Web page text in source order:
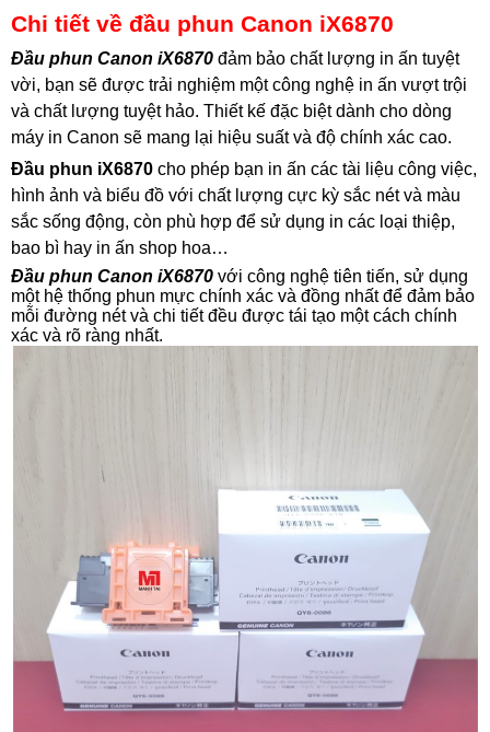
Chi tiết về đầu phun Canon iX6870
Đầu phun Canon iX6870 đảm bảo chất lượng in ấn tuyệt
vời, bạn sẽ được trải nghiệm một công nghệ in ấn vượt trội
và chất lượng tuyệt hảo. Thiết kế đặc biệt dành cho dòng
máy in Canon sẽ mang lại hiệu suất và độ chính xác cao.
Đầu phun iX6870 cho phép bạn in ấn các tài liệu công việc,
hình ảnh và biểu đồ với chất lượng cực kỳ sắc nét và màu
sắc sống động, còn phù hợp để sử dụng in các loại thiệp,
bao bì hay in ấn shop hoa…
Đầu phun Canon iX6870 với công nghệ tiên tiến, sử dụng
một hệ thống phun mực chính xác và đồng nhất để đảm bảo
mỗi đường nét và chi tiết đều được tái tạo một cách chính
xác và rõ ràng nhất.